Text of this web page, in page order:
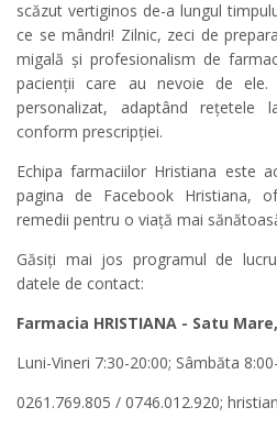
scăzut vertiginos de-a lungul
ce se mândri! Zilnic, zeci de
migală și profesionalism de
pacienții care au nevoie de ele.
personalizat, adaptând rețetele
conform prescripției.
Echipa farmaciilor Hristiana este
pagina de Facebook Hristiana,
remedii pentru o viață mai
Găsiți mai jos programul de
datele de contact:
Farmacia HRISTIANA - Satu
Luni-Vineri 7:30-20:00; Sâmbăta
0261.769.805 / 0746.012.920;